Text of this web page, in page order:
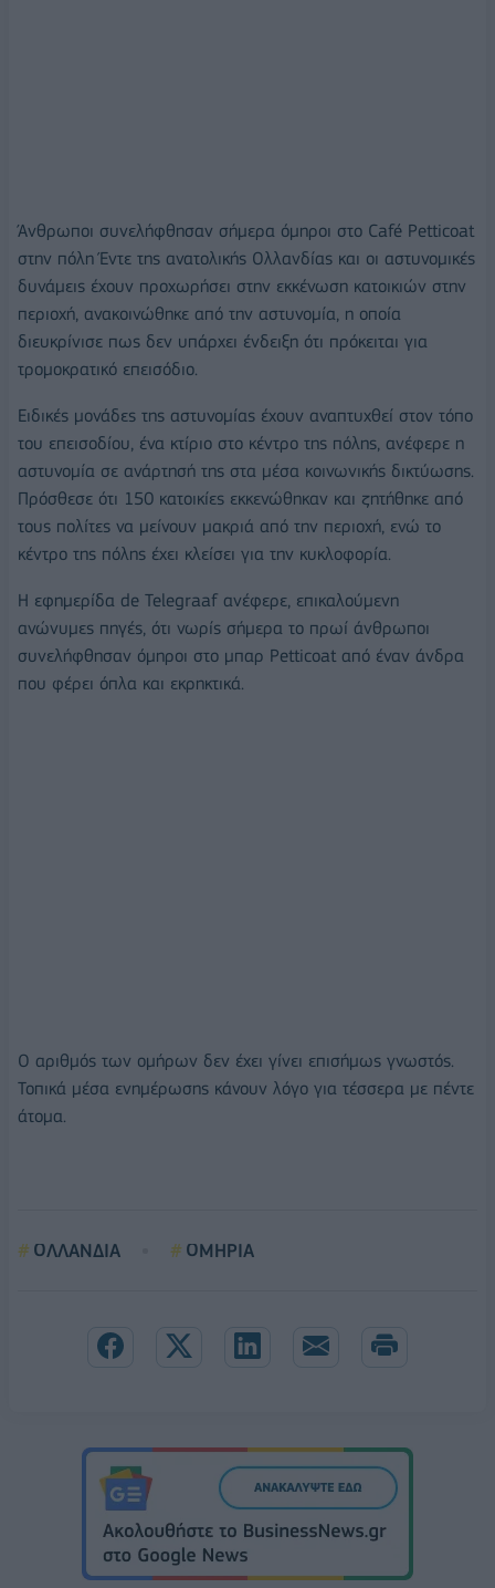
Άνθρωποι συνελήφθησαν σήμερα όμηροι στο Café Petticoat
στην πόλη Έντε της ανατολικής Ολλανδίας και οι αστυνομικές
δυνάμεις έχουν προχωρήσει στην εκκένωση κατοικιών στην
περιοχή, ανακοινώθηκε από την αστυνομία, η οποία
διευκρίνισε πως δεν υπάρχει ένδειξη ότι πρόκειται για
τρομοκρατικό επεισόδιο.
Ειδικές μονάδες της αστυνομίας έχουν αναπτυχθεί στον τόπο
του επεισοδίου, ένα κτίριο στο κέντρο της πόλης, ανέφερε η
αστυνομία σε ανάρτησή της στα μέσα κοινωνικής δικτύωσης.
Πρόσθεσε ότι 150 κατοικίες εκκενώθηκαν και ζητήθηκε από
τους πολίτες να μείνουν μακριά από την περιοχή, ενώ το
κέντρο της πόλης έχει κλείσει για την κυκλοφορία.
Η εφημερίδα de Telegraaf ανέφερε, επικαλούμενη
ανώνυμες πηγές, ότι νωρίς σήμερα το πρωί άνθρωποι
συνελήφθησαν όμηροι στο μπαρ Petticoat από έναν άνδρα
που φέρει όπλα και εκρηκτικά.
Ο αριθμός των ομήρων δεν έχει γίνει επισήμως γνωστός.
Τοπικά μέσα ενημέρωσης κάνουν λόγο για τέσσερα με πέντε
άτομα.
ΟΛΛΑΝΔΙΑ ΟΜΗΡΙΑ